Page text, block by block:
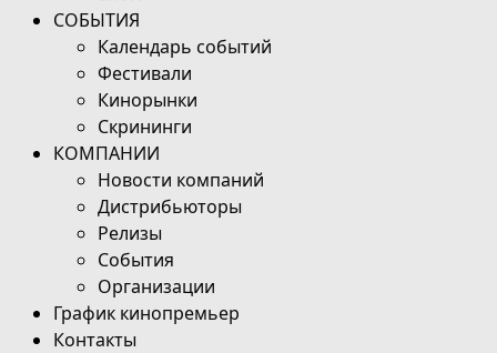
СОБЫТИЯ
Календарь событий
Фестивали
Кинорынки
Скрининги
КОМПАНИИ
Новости компаний
Дистрибьюторы
Релизы
События
Организации
График кинопремьер
Контакты